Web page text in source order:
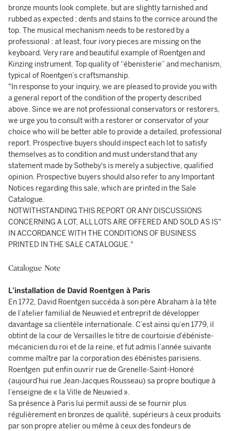
bronze mounts look complete, but are slightly tarnished and
rubbed as expected ; dents and stains to the cornice around the
top. The musical mechanism needs to be restored by a
professional : at least, four ivory pieces are missing on the
keyboard. Very rare and beautiful example of Roentgen and
Kinzing instrument. Top quality of “ébenisterie” and mechanism,
typical of Roentgen’s craftsmanship.
"In response to your inquiry, we are pleased to provide you with
a general report of the condition of the property described
above. Since we are not professional conservators or restorers,
we urge you to consult with a restorer or conservator of your
choice who will be better able to provide a detailed, professional
report. Prospective buyers should inspect each lot to satisfy
themselves as to condition and must understand that any
statement made by Sotheby's is merely a subjective, qualified
opinion. Prospective buyers should also refer to any Important
Notices regarding this sale, which are printed in the Sale
Catalogue.
NOTWITHSTANDING THIS REPORT OR ANY DISCUSSIONS
CONCERNING A LOT, ALL LOTS ARE OFFERED AND SOLD AS IS"
IN ACCORDANCE WITH THE CONDITIONS OF BUSINESS
PRINTED IN THE SALE CATALOGUE."
Catalogue Note
L’installation de David Roentgen à Paris
En 1772, David Roentgen succéda à son père Abraham à la tête
de l’atelier familial de Neuwied et entreprit de développer
davantage sa clientèle internationale. C’est ainsi qu’en 1779, il
obtint de la cour de Versailles le titre de courtoisie d’ébéniste-
mécanicien du roi et de la reine, et fut admis l’année suivante
comme maître par la corporation des ébénistes parisiens.
Roentgen put enfin ouvrir rue de Grenelle-Saint-Honoré
(aujourd’hui rue Jean-Jacques Rousseau) sa propre boutique à
l’enseigne de « la Ville de Neuwied ».
Sa présence à Paris lui permit aussi de se fournir plus
régulièrement en bronzes de qualité, supérieurs à ceux produits
par son propre atelier ou même à ceux des fondeurs de